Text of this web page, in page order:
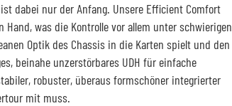
dabei nur der Anfang. Unsere Efficient Comfort
was die Kontrolle vor allem unter schwierigen
Optik des Chassis in die Karten spielt und den
beinahe unzerstörbares UDH für einfache
robuster, überaus formschöner integrierter
mit muss.